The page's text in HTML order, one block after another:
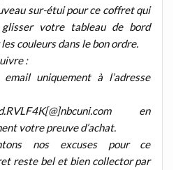
sur-étui pour ce coffret qui
votre tableau de bord
couleurs dans le bon ordre.
:
uniquement à l’adresse
en
votre preuve d’achat.
nos excuses pour ce
reste bel et bien collector par